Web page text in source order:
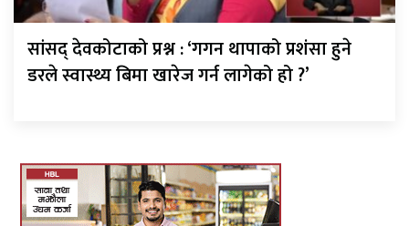
सांसद् देवकोटाको प्रश्न : ‘गगन थापाको प्रशंसा हुने
डरले स्वास्थ्य बिमा खारेज गर्न लागेको हो ?’